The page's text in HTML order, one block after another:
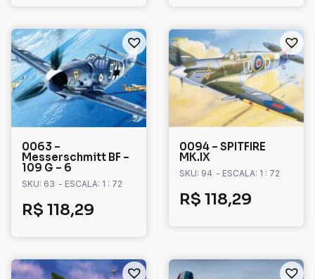
0063 –
Messerschmitt BF –
109 G – 6
SKU: 63 - ESCALA: 1 : 72
R$ 118,29
0094 – SPITFIRE
MK.IX
SKU: 94 - ESCALA: 1 : 72
R$ 118,29